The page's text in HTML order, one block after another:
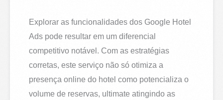
Explorar as funcionalidades dos Google Hotel
Ads pode resultar em um diferencial
competitivo notável. Com as estratégias
corretas, este serviço não só otimiza a
presença online do hotel como potencializa o
volume de reservas, ultimate atingindo as